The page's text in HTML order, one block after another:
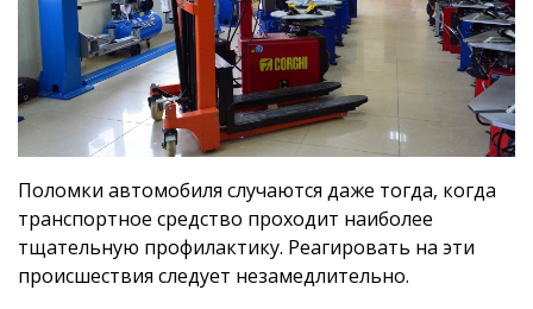
Поломки автомобиля случаются даже тогда, когда
транспортное средство проходит наиболее
тщательную профилактику. Реагировать на эти
происшествия следует незамедлительно.